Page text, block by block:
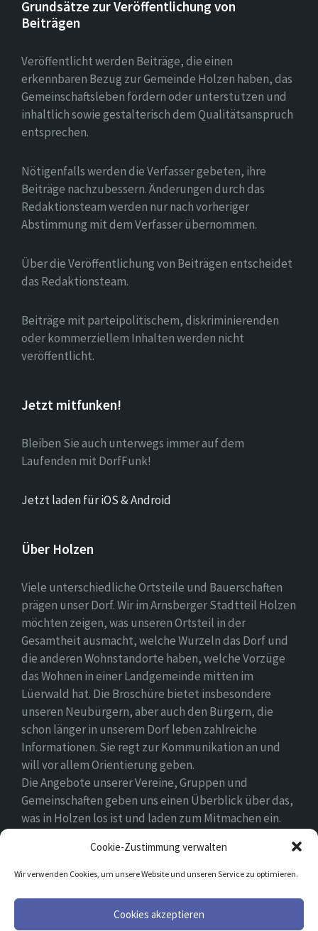
Cookie-Zustimmung verwalten
Wir verwenden Cookies, um unsere Website und unseren Service zu optimieren.
Cookies akzeptieren
Grundsätze zur Veröffentlichung von
Beiträgen
Veröffentlicht werden Beiträge, die einen
erkennbaren Bezug zur Gemeinde Holzen haben, das
Gemeinschaftsleben fördern oder unterstützen und
inhaltlich sowie gestalterisch dem Qualitätsanspruch
entsprechen.
Nötigenfalls werden die Verfasser gebeten, ihre
Beiträge nachzubessern. Änderungen durch das
Redaktionsteam werden nur nach vorheriger
Abstimmung mit dem Verfasser übernommen.
Über die Veröffentlichung von Beiträgen entscheidet
das Redaktionsteam.
Beiträge mit parteipolitischem, diskriminierenden
oder kommerziellem Inhalten werden nicht
veröffentlicht.
Jetzt mitfunken!
Bleiben Sie auch unterwegs immer auf dem
Laufenden mit DorfFunk!
Jetzt laden für iOS & Android
Über Holzen
Viele unterschiedliche Ortsteile und Bauerschaften
prägen unser Dorf. Wir im Arnsberger Stadtteil Holzen
möchten zeigen, was unseren Ortsteil in der
Gesamtheit ausmacht, welche Wurzeln das Dorf und
die anderen Wohnstandorte haben, welche Vorzüge
das Wohnen in einer Landgemeinde mitten im
Lüerwald hat. Die Broschüre bietet insbesondere
unseren Neubürgern, aber auch den Bürgern, die
schon länger in unserem Dorf leben zahlreiche
Informationen. Sie regt zur Kommunikation an und
will vor allem Orientierung geben.
Die Angebote unserer Vereine, Gruppen und
Gemeinschaften geben uns einen Überblick über das,
was in Holzen los ist und laden zum Mitmachen ein.
und hoffen, dass sie sich in ihrem Umfeld wohlfühlen.
Facebook